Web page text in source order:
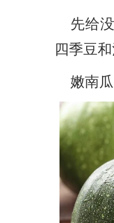
先给
四季豆
嫩南